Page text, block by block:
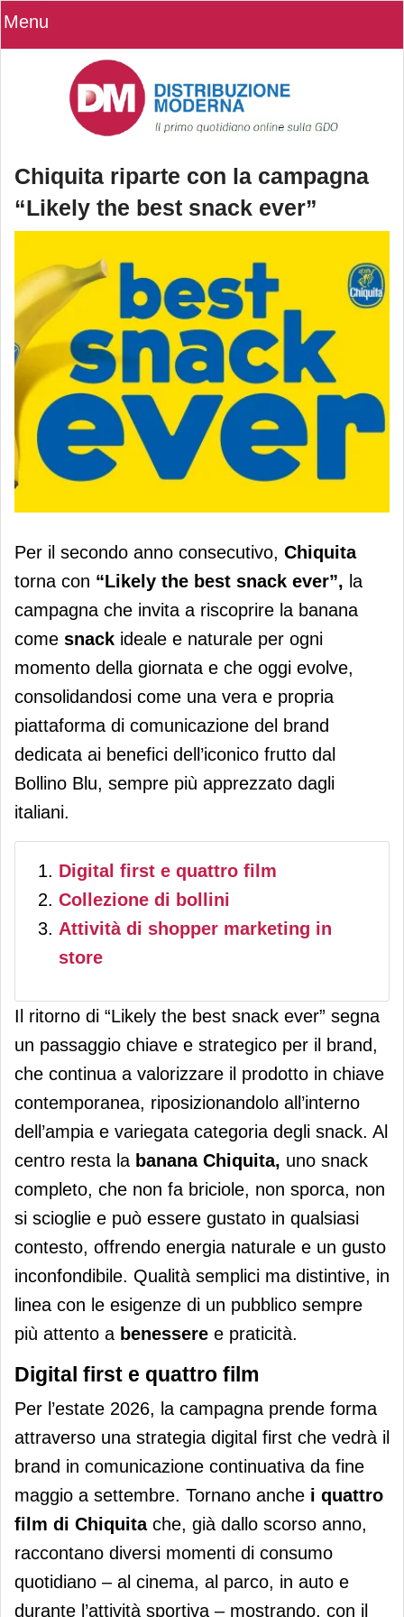
Menu
Chiquita riparte con la campagna
“Likely the best snack ever”
Chiquita riparte con la campagna
“Likely the best snack ever”
Per il secondo anno consecutivo, Chiquita
torna con “Likely the best snack ever”, la
campagna che invita a riscoprire la banana
come snack ideale e naturale per ogni
momento della giornata e che oggi evolve,
consolidandosi come una vera e propria
piattaforma di comunicazione del brand
dedicata ai benefici dell’iconico frutto dal
Bollino Blu, sempre più apprezzato dagli
italiani.
Digital first e quattro film
Collezione di bollini
Attività di shopper marketing in
store
Il ritorno di “Likely the best snack ever” segna
un passaggio chiave e strategico per il brand,
che continua a valorizzare il prodotto in chiave
contemporanea, riposizionandolo all’interno
dell’ampia e variegata categoria degli snack. Al
centro resta la banana Chiquita, uno snack
completo, che non fa briciole, non sporca, non
si scioglie e può essere gustato in qualsiasi
contesto, offrendo energia naturale e un gusto
inconfondibile. Qualità semplici ma distintive, in
linea con le esigenze di un pubblico sempre
più attento a benessere e praticità.
Digital first e quattro film
Per l’estate 2026, la campagna prende forma
attraverso una strategia digital first che vedrà il
brand in comunicazione continuativa da fine
maggio a settembre. Tornano anche i quattro
film di Chiquitache, già dallo scorso anno,
raccontano diversi momenti di consumo
quotidiano – al cinema, al parco, in auto e
durante l’attività sportiva – mostrando, con il